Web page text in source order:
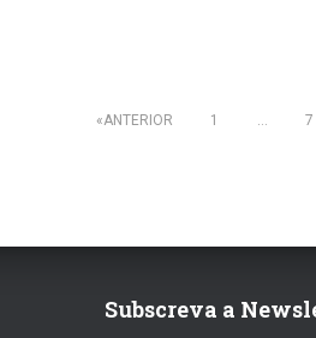
ANTERIOR 1 … 7
Subscreva a